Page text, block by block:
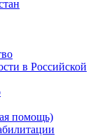
в Российской
помощь)